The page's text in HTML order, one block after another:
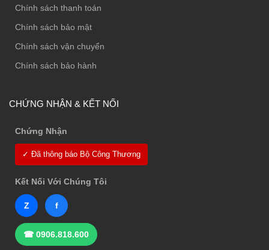
Chính sách thanh toán
Chính sách bảo mật
Chính sách vận chuyển
Chính sách bảo hành
CHỨNG NHẬN & KẾT NỐI
Chứng Nhận
✓ Đã thông báo Bộ Công Thương
Kết Nối Với Chúng Tôi
Z f
☎ 0906.818.600